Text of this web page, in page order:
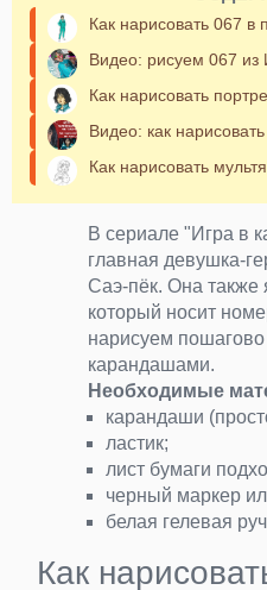
Как нарисовать 067 в
Видео: рисуем 067 из
Как нарисовать
Видео: как
Как нарисовать
В сериале "Игра в
главная девушка-
Саэ-пёк. Она также
который носит
нарисуем
карандашами.
Необходимые
карандаши
ластик;
лист бумаги
черный маркер
белая гелевая
Как